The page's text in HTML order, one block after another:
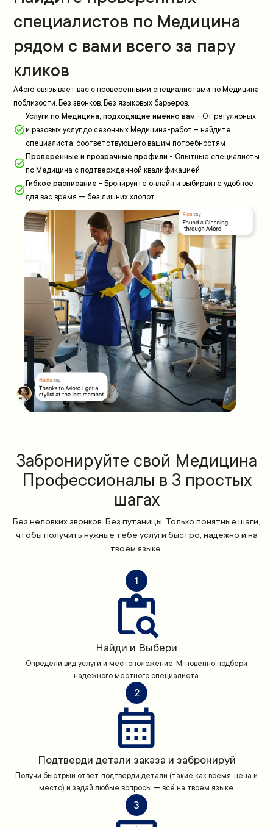
специалистов по Медицина
рядом с вами всего за пару
кликов
A4ord связывает вас с проверенными специалистами по Медицина
поблизости. Без звонков. Без языковых барьеров.
Услуги по Медицина, подходящие именно вам - От регулярных
и разовых услуг до сезонных Медицина-работ – найдите
специалиста, соответствующего вашим потребностям
Проверенные и прозрачные профили - Опытные специалисты
по Медицина с подтвержденной квалификацией
Гибкое расписание - Бронируйте онлайн и выбирайте удобное
для вас время — без лишних хлопот
Забронируйте свой Медицина
Профессионалы в 3 простых
шагах
Без неловких звонков. Без путаницы. Только понятные шаги,
чтобы получить нужные тебе услуги быстро, надежно и на
твоем языке.
1
Найди и Выбери
Определи вид услуги и местоположение. Мгновенно подбери
надежного местного специалиста.
2
Подтверди детали заказа и забронируй
Получи быстрый ответ, подтверди детали (такие как время, цена и
место) и задай любые вопросы — всё на твоем языке.
3